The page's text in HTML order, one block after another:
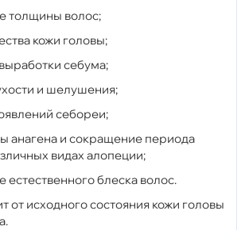
толщины волос;
кожи головы;
себума;
и шелушения;
себореи;
анагена и сокращение периода
видах алопеции;
естественного блеска волос.
от исходного состояния кожи головы